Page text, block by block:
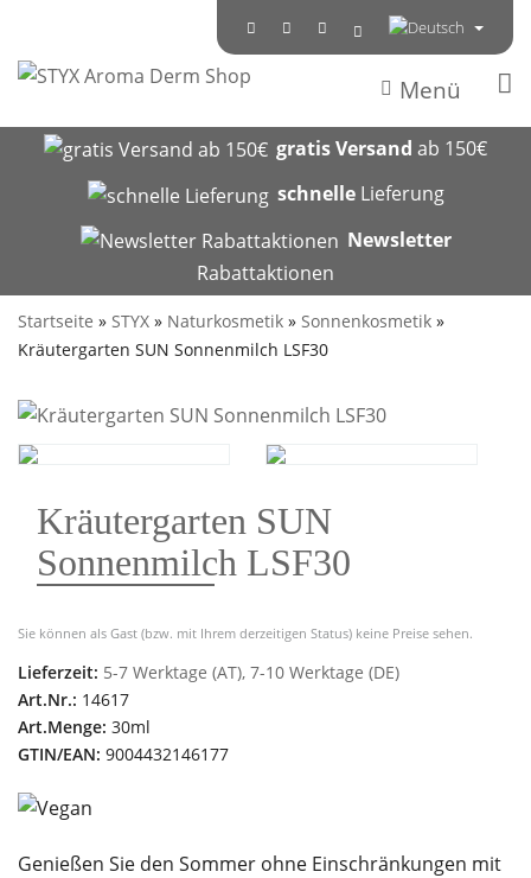
Menü
gratis Versand ab 150€
schnelleLieferung
Newsletter
Rabattaktionen
Startseite » STYX » Naturkosmetik » Sonnenkosmetik »
Kräutergarten SUN Sonnenmilch LSF30
Kräutergarten SUN
Sonnenmilch LSF30
Sie können als Gast (bzw. mit Ihrem derzeitigen Status) keine Preise sehen.
Lieferzeit: 5-7 Werktage (AT), 7-10 Werktage (DE)
Art.Nr.: 14617
Art.Menge: 30ml
GTIN/EAN: 9004432146177
Genießen Sie den Sommer ohne Einschränkungen mit